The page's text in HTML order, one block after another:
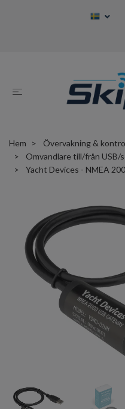
Hem Övervakning &
Omvandlare till/från USB/
Yacht Devices - NMEA